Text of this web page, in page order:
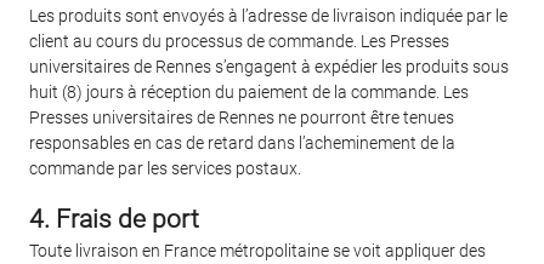
Les produits sont envoyés à l’adresse de livraison indiquée par le
client au cours du processus de commande. Les Presses
universitaires de Rennes s’engagent à expédier les produits sous
huit (8) jours à réception du paiement de la commande. Les
Presses universitaires de Rennes ne pourront être tenues
responsables en cas de retard dans l’acheminement de la
commande par les services postaux.
4. Frais de port
Toute livraison en France métropolitaine se voit appliquer des